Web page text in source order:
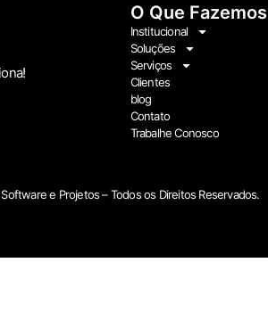
O Que Fazemos
Institucional
Soluções
Serviços
Clientes
blog
Contato
Trabalhe Conosco
e Projetos – Todos os Direitos Reservados.